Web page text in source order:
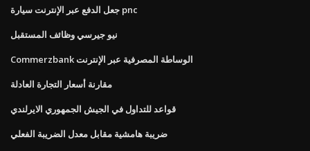
جعل الدفع عبر الإنترنت سيارة pnc
نيو جيرسي وظائف المستقبل
Commerzbank الوساطة المصرفية عبر الإنترنت
مقارنة أسعار التجارة العادلة
قواعد للتداول في الجيش الجمهوري الايرلندي
ضريبة هامشية مقابل معدل الضريبة الفعلي